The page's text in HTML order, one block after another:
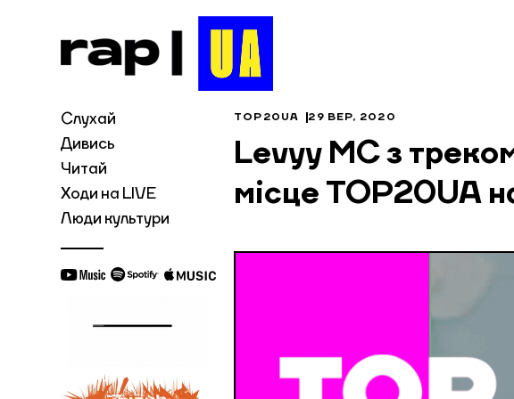
Слухай
Дивись
Читай
Ходи на LIVE
Люди культури
TOP20UA 29 ВЕР, 2020
Levyy MC з
місце TOP20UA